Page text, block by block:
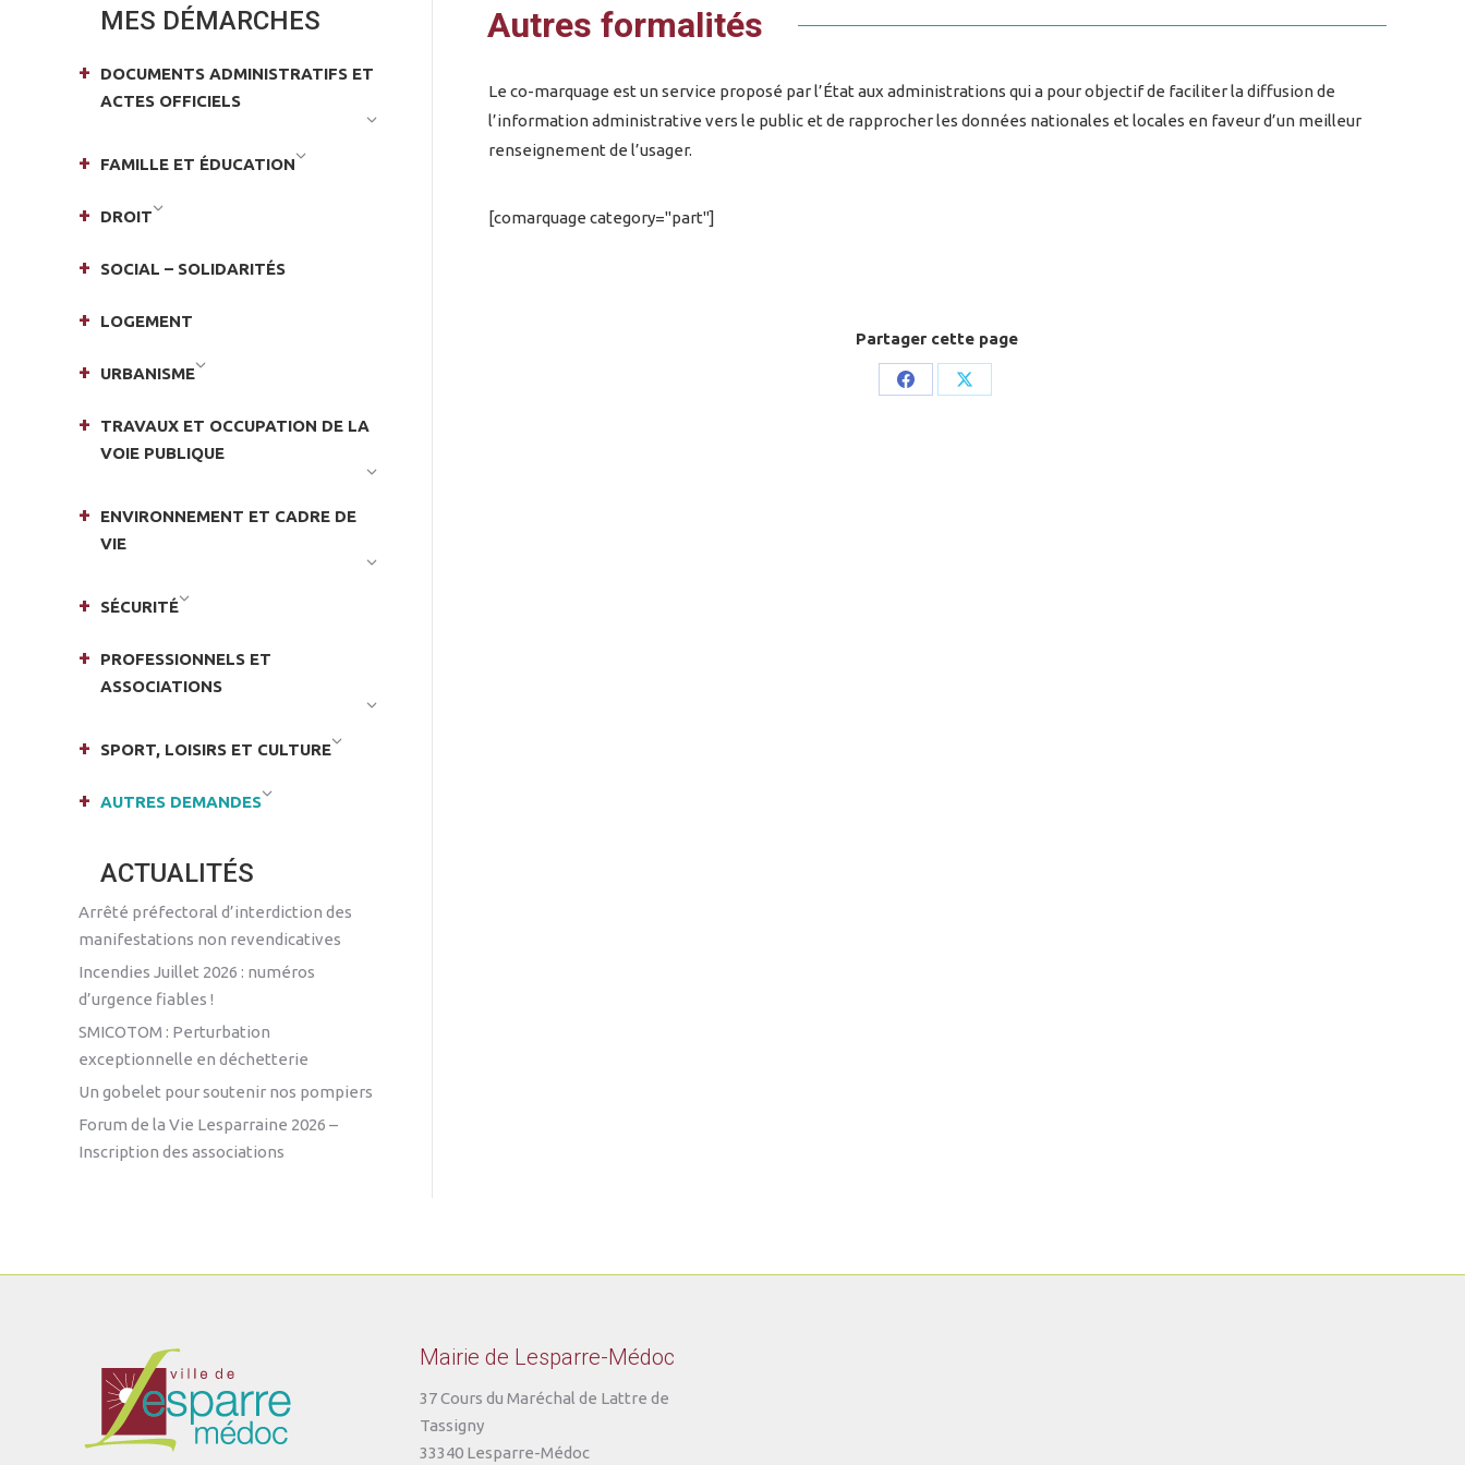
Autres formalités
Le co-marquage est un service proposé par l’État aux administrations qui a pour objectif de faciliter la diffusion de
l’information administrative vers le public et de rapprocher les données nationales et locales en faveur d’un meilleur
renseignement de l’usager.
[comarquage category="part"]
Partager cette page
Share
Share
MES DÉMARCHES
DOCUMENTS ADMINISTRATIFS ET
ACTES OFFICIELS
FAMILLE ET ÉDUCATION
DROIT
SOCIAL – SOLIDARITÉS
LOGEMENT
URBANISME
TRAVAUX ET OCCUPATION DE LA
VOIE PUBLIQUE
ENVIRONNEMENT ET CADRE DE
VIE
SÉCURITÉ
PROFESSIONNELS ET
ASSOCIATIONS
SPORT, LOISIRS ET CULTURE
AUTRES DEMANDES
ACTUALITÉS
Arrêté préfectoral d’interdiction des
manifestations non revendicatives
Incendies Juillet 2026 : numéros
d’urgence fiables !
SMICOTOM : Perturbation
exceptionnelle en déchetterie
Un gobelet pour soutenir nos pompiers
Forum de la Vie Lesparraine 2026 –
Inscription des associations
Mairie de Lesparre-Médoc
37 Cours du Maréchal de Lattre de
Tassigny
33340 Lesparre-Médoc